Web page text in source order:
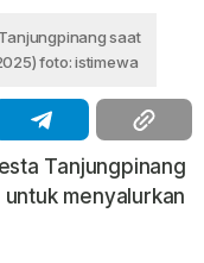
saat
foto: istimewa
Tanjungpinang
menyalurkan